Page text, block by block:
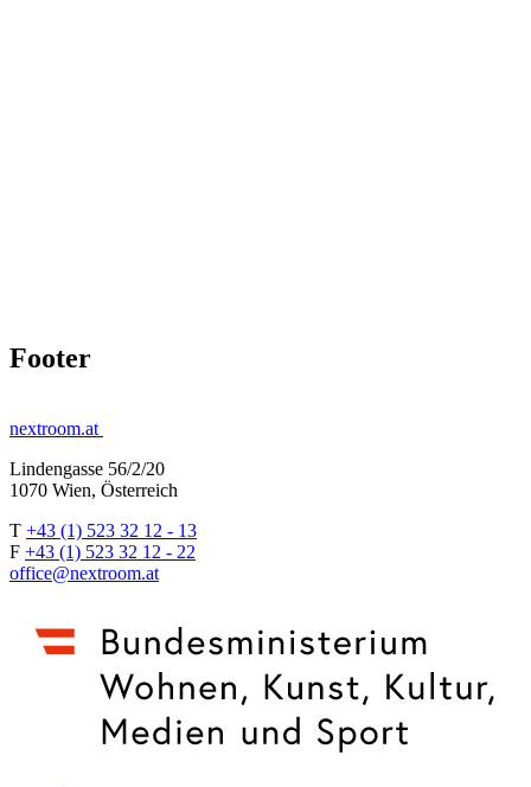
Footer
nextroom.at
Lindengasse 56/2/20
1070 Wien, Österreich
T +43 (1) 523 32 12 - 13
F +43 (1) 523 32 12 - 22
office@nextroom.at